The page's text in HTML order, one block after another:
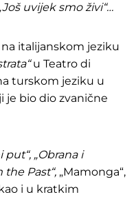
uvijek smo živi“…
italijanskom jeziku
u Teatro di
turskom jeziku u
je bio dio zvanične
put“, „Obrana i
the Past“, „Mamonga“,
kao i u kratkim